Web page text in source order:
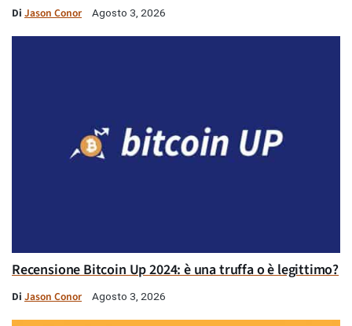
Di Jason Conor Agosto 3, 2026
Recensione Bitcoin Up 2024: è una truffa o è legittimo?
Di Jason Conor Agosto 3, 2026